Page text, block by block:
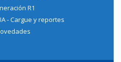
R1
- Cargue y reportes